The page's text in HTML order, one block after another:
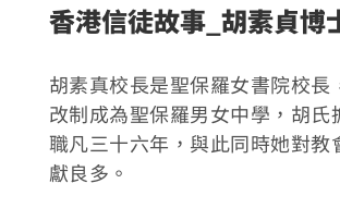
香港信徒故事_胡素貞博
胡素真校長是聖保羅女書院校長
改制成為聖保羅男女中學，胡氏
職凡三十六年，與此同時她對教
獻良多。